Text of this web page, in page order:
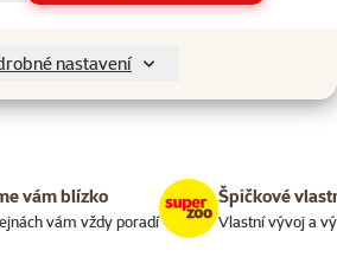
nastavení
Nenalezeny žádné produkty
vám blízko
vám vždy poradí
Špičkové
Vlastní vývoj a